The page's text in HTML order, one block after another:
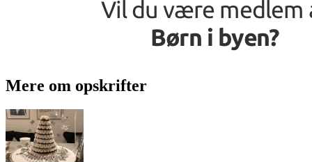
Mere om opskrifter